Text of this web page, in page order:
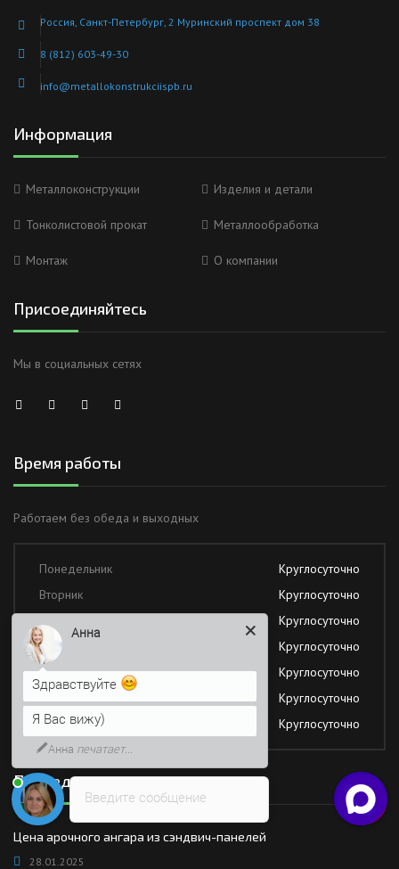
Россия, Санкт-Петербург, 2 Муринский проспект дом 38
8 (812) 603-49-30
info@metallokonstrukciispb.ru
Информация
Металлоконструкции Изделия и детали
Тонколистовой прокат Металлообработка
Монтаж О компании
Присоединяйтесь
Мы в социальных сетях
Время работы
Работаем без обеда и выходных
Понедельник
Круглосуточно
Вторник
Круглосуточно
Круглосуточно
Четверг
Круглосуточно
Пятница
Круглосуточно
Суббота
Круглосуточно
Воскресение
Круглосуточно
Последние новости
Цена арочного ангара из сэндвич-панелей
28.01.2025
Введите сообщение
Анна
Здравствуйте
Я Вас вижу)
Анна печатает...